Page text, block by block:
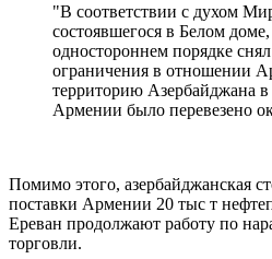
"В соответствии с духом
состоявшегося в Белом
одностороннем порядке
ограничения в отношении
территорию Азербайджана
Армении было перевезено
Помимо этого, азербайджанская
поставки Армении 20 тыс т
Ереван продолжают работу по
торговли.